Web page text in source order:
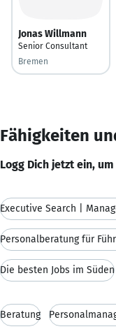
Jonas Willmann
Senior Consultant
Bremen
Fähigkeiten
Logg Dich jetzt ein,
Executive Search |
Personalberatung für
Die besten Jobs im Süden
Beratung